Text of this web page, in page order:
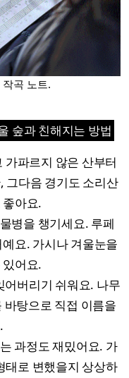
곡 노트.
숲과 친해지는 방법
파르지 않은 산부터
그다음 경기도 소리산
아요.
병을 챙기세요. 루페
요. 가시나 겨울눈을
어요.
버리기 쉬워요. 나무
탕으로 직접 이름을
과정도 재밌어요. 가
태로 변했을지 상상하